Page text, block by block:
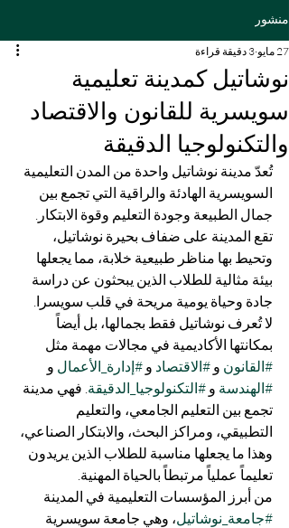
منشور
نوشاتيل كمدينة تعليمية
سويسرية للقانون والاقتصاد
والتكنولوجيا الدقيقة
27 مايو 3 دقيقة قراءة
تُعدّ مدينة نوشاتيل واحدة من المدن التعليمية
السويسرية الهادئة والراقية التي تجمع بين
جمال الطبيعة وجودة التعليم وقوة الابتكار.
تقع المدينة على ضفاف بحيرة نوشاتيل،
وتحيط بها مناظر طبيعية خلابة، مما يجعلها
بيئة مثالية للطلاب الذين يبحثون عن دراسة
جادة وحياة يومية مريحة في قلب سويسرا.
لا تُعرف نوشاتيل فقط بجمالها، بل أيضاً
بمكانتها الأكاديمية في مجالات مهمة مثل
#القانون و #الاقتصاد و #إدارة_الأعمال و
#الهندسة و #التكنولوجيا_الدقيقة. فهي مدينة
تجمع بين التعليم الجامعي، والتعليم
التطبيقي، ومراكز البحث، والابتكار الصناعي،
وهذا ما يجعلها مناسبة للطلاب الذين يريدون
تعليماً عملياً مرتبطاً بالحياة المهنية.
من أبرز المؤسسات التعليمية في المدينة
#جامعة_نوشاتيل، وهي جامعة سويسرية